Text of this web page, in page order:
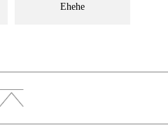
Ehehe